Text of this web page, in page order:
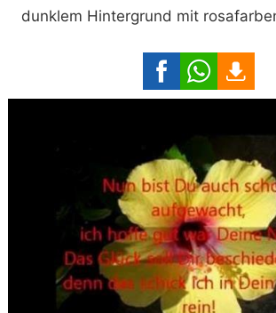
dunklem Hintergrund mit